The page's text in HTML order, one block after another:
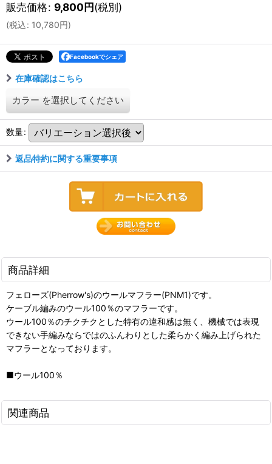
販売価格: 9,800円(税別)
(税込: 10,780円)
Facebookでシェア
在庫確認はこちら
カラー を選択してください
数量:
返品特約に関する重要事項
商品詳細
フェローズ(Pherrow's)のウールマフラー(PNM1)です。
ケーブル編みのウール100％のマフラーです。
ウール100％のチクチクとした特有の違和感は無く、機械では表現
できない手編みならではのふんわりとした柔らかく編み上げられた
マフラーとなっております。
■ウール100％
関連商品